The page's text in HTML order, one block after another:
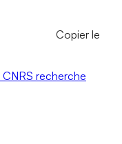
Copier le
CNRS recherche